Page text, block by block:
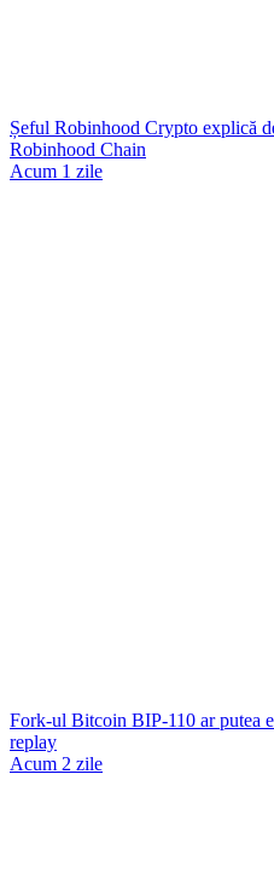
Șeful Robinhood Crypto explică
Robinhood Chain
Acum 1 zile
Fork-ul Bitcoin BIP-110 ar putea
replay
Acum 2 zile